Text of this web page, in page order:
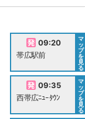
09:20
帯広駅前
マ
ッ
プ
を
見
る
09:35
西帯広ﾆｭｰﾀｳﾝ
マ
ッ
プ
を
見
る